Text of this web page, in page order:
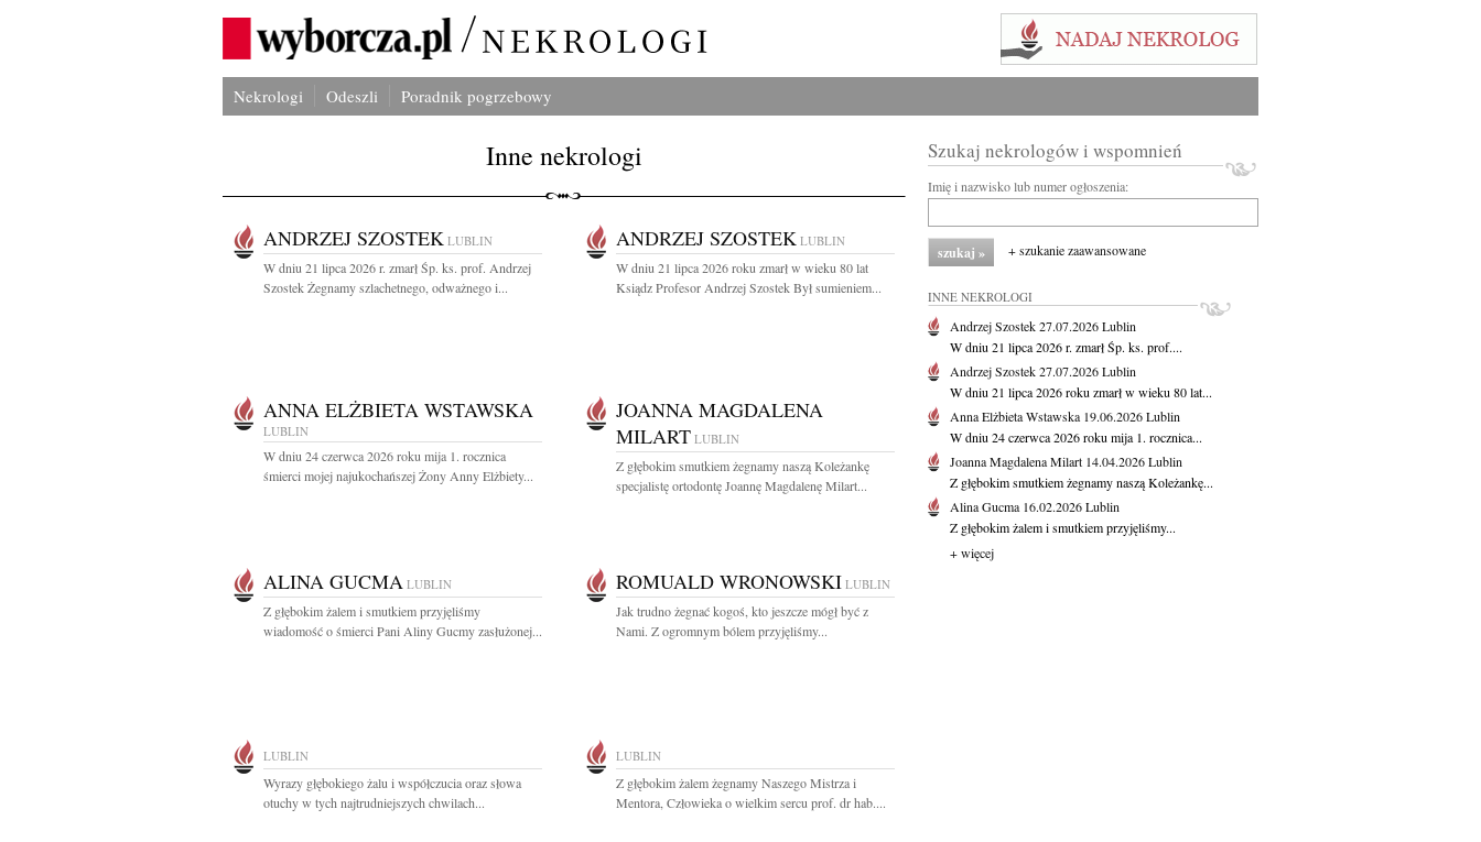
Nekrologi Odeszli Poradnik pogrzebowy
Inne nekrologi
ANDRZEJ SZOSTEK LUBLIN
W dniu 21 lipca 2026 r. zmarł Śp. ks. prof. Andrzej
Szostek Żegnamy szlachetnego, odważnego i...
ANDRZEJ SZOSTEK LUBLIN
W dniu 21 lipca 2026 roku zmarł w wieku 80 lat
Ksiądz Profesor Andrzej Szostek Był sumieniem...
ANNA ELŻBIETA WSTAWSKA
LUBLIN
W dniu 24 czerwca 2026 roku mija 1. rocznica
śmierci mojej najukochańszej Żony Anny Elżbiety...
JOANNA MAGDALENA
MILART LUBLIN
Z głębokim smutkiem żegnamy naszą Koleżankę
specjalistę ortodontę Joannę Magdalenę Milart...
ALINA GUCMA LUBLIN
Z głębokim żalem i smutkiem przyjęliśmy
wiadomość o śmierci Pani Aliny Gucmy zasłużonej...
ROMUALD WRONOWSKI LUBLIN
Jak trudno żegnać kogoś, kto jeszcze mógł być z
Nami. Z ogromnym bólem przyjęliśmy...
LUBLIN
Wyrazy głębokiego żalu i współczucia oraz słowa
otuchy w tych najtrudniejszych chwilach...
LUBLIN
Z głębokim żalem żegnamy Naszego Mistrza i
Mentora, Człowieka o wielkim sercu prof. dr hab....
Szukaj nekrologów i wspomnień
Imię i nazwisko lub numer ogłoszenia:
+ szukanie zaawansowane
INNE NEKROLOGI
Andrzej Szostek27.07.2026Lublin
W dniu 21 lipca 2026 r. zmarł Śp. ks. prof....
Andrzej Szostek27.07.2026Lublin
W dniu 21 lipca 2026 roku zmarł w wieku 80 lat...
Anna Elżbieta Wstawska 19.06.2026Lublin
W dniu 24 czerwca 2026 roku mija 1. rocznica...
Joanna Magdalena Milart 14.04.2026Lublin
Z głębokim smutkiem żegnamy naszą Koleżankę...
Alina Gucma 16.02.2026Lublin
Z głębokim żalem i smutkiem przyjęliśmy...
+ więcej